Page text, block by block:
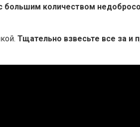
большим количеством
Тщательно взвесьте все за и